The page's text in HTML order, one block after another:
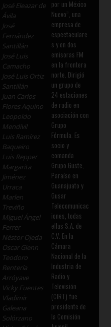
José Eleazar de
Ávila
José
Fernández
Santillán
José Luis
Camacho
José Luis Ortiz
Santillán
Juan Carlos
Flores Aquino
Leopoldo
Mendívil
Luis Ramírez
Baqueiro
Luis Repper
Margarita
Jiménez
Urraca
Marlen
Treviño
Miguel Ángel
Ferrer
Néstor Ojeda
Oscar Glenn
Teodoro
Rentería
Arróyave
Vicky Fuentes
Vladimir
Galeana
Solórzano
por un México
Nuevo”, una
empresa de
espectaculare
s y en dos
emisoras FM
en la frontera
norte. Dirigió
un grupo de
24 estaciones
de radio en
asociación con
Grupo
Fórmula. Es
socio y
comanda
Grupo Guste,
Paraíso en
Guanajuato y
Gusar
Telecomunicac
iones, todas
ellas S.A. de
C.V. En la
Cámara
Nacional de la
Industria de
Radio y
Televisión
(CIRT) fue
presidente de
la Comisión